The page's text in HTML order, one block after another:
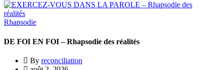
Rhapsodie
DE FOI EN FOI – Rhapsodie des réalités
By reconciliation